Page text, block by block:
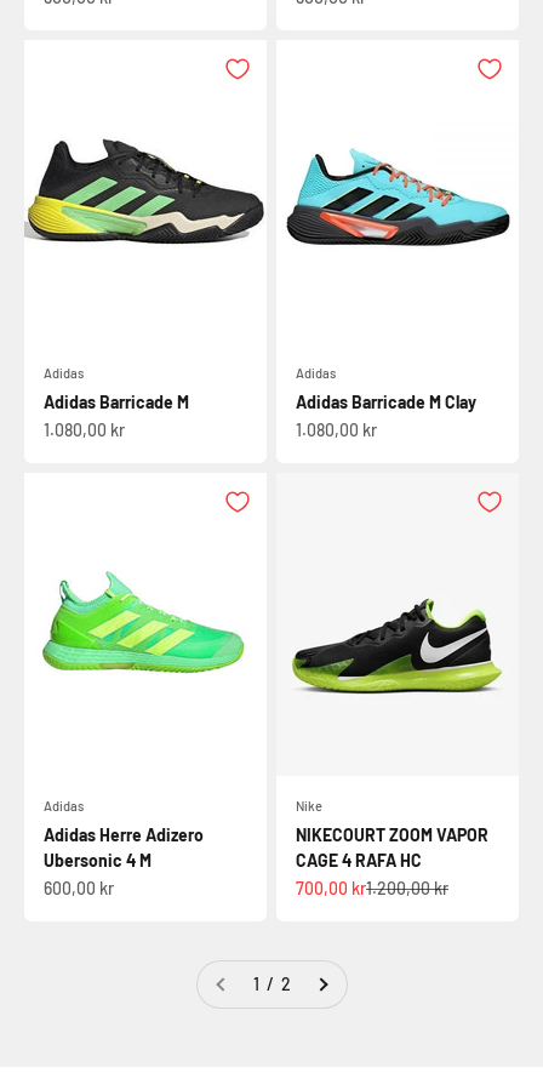
Adidas
Adidas Barricade M
Salgspris
1.080,00 kr
Adidas
Adidas Barricade M Clay
Salgspris
1.080,00 kr
Adidas
Adidas Herre Adizero
Ubersonic 4 M
Salgspris
600,00 kr
Nike
NIKECOURT ZOOM VAPOR
CAGE 4 RAFA HC
Salgspris
700,00 krNormalpris
1.200,00 kr
1 / 2